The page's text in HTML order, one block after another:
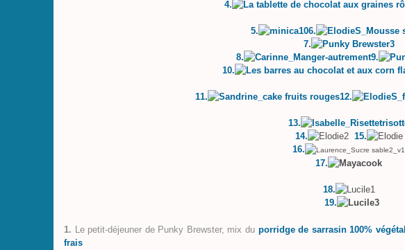
4.
5.
6.
7.
8.
9.
10.
11. 12.
13.
14.
15.
16.
17.
18.
19.
1. Le petit-déjeuner de Punky Brewster, mix du porridge de sarrasin 100% végétal
frais